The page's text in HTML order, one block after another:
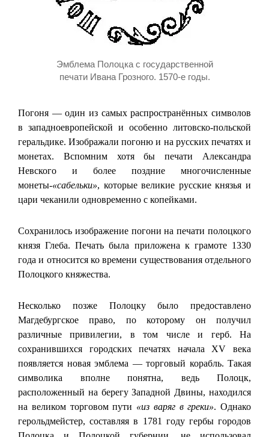
Эмблема Полоцка с государственной
печати Ивана Грозного. 1570-е годы.
Погоня — один из самых распространённых символов
в западноевропейской и особенно литовско-польской
геральдике. Изображали погоню и на русских печатях и
монетах. Вспомним хотя бы печати Александра
Невского и более поздние многочисленные
монеты-«сабельки», которые великие русские князья и
цари чеканили одновременно с копейками.
Сохранилось изображение погони на печати полоцкого
князя Глеба. Печать была приложена к грамоте 1330
года и относится ко времени существования отдельного
Полоцкого княжества.
Несколько позже Полоцку было предоставлено
Магдебургское право, по которому он получил
различные привилегии, в том числе и герб. На
сохранившихся городских печатях начала XV века
появляется новая эмблема — торговый корабль. Такая
символика вполне понятна, ведь Полоцк,
расположенный на берегу Западной Двины, находился
на великом торговом пути «из варяг в греки». Однако
герольдмейстер, составляя в 1781 году гербы городов